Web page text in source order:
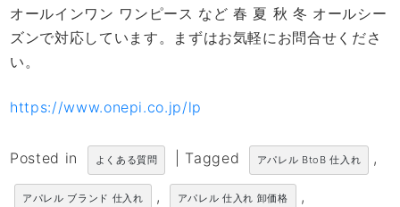
オールインワン ワンピース など 春 夏 秋 冬 オールシー
ズンで対応しています。まずはお気軽にお問合せくださ
い。
https://www.onepi.co.jp/lp
Posted in よくある質問 Tagged アパレル BtoB 仕入れ ,
アパレル ブランド 仕入れ , アパレル 仕入れ 卸価格 ,